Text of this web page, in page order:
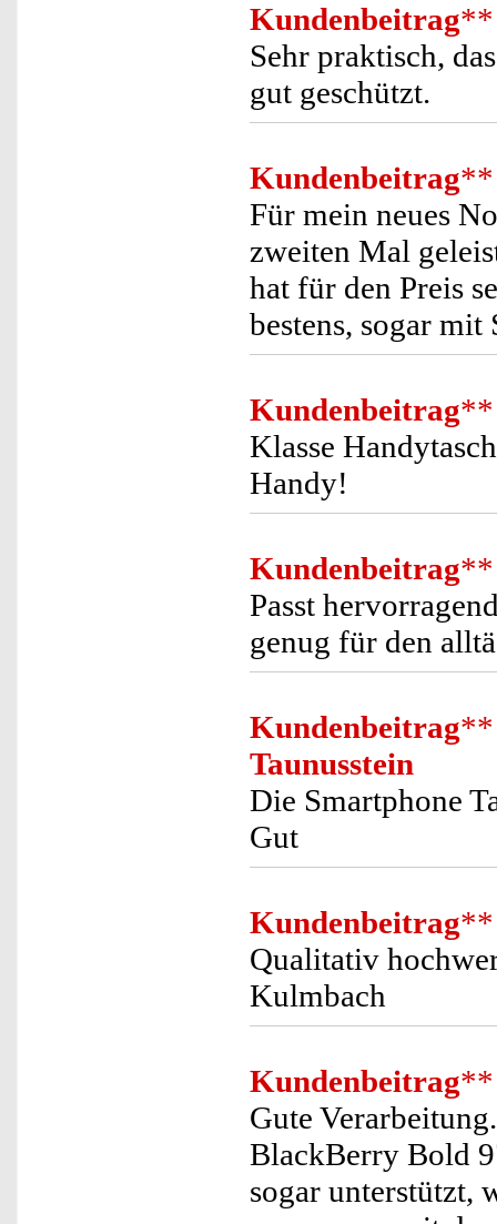
Kundenbeitrag**
Sehr praktisch,
gut geschützt.
Kundenbeitrag**
Für mein neues
zweiten Mal
hat für den Preis
bestens, sogar
Kundenbeitrag**
Klasse
Handy!
Kundenbeitrag**
Passt
genug für den
Kundenbeitrag**
Taunusstein
Die Smartphone
Gut
Kundenbeitrag**
Qualitativ
Kulmbach
Kundenbeitrag**
Gute
BlackBerry Bold
sogar unterstützt,